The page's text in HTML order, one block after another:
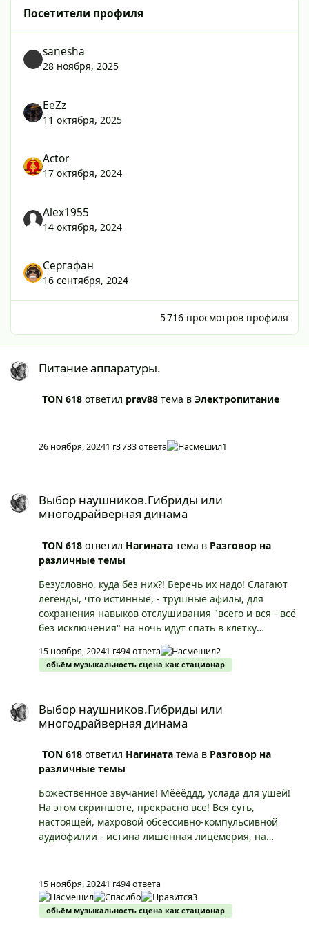
Посетители профиля
sanesha
28 ноября, 2025
EeZz
11 октября, 2025
Actor
17 октября, 2024
Alex1955
14 октября, 2024
Сергафан
16 сентября, 2024
5 716 просмотров профиля
Питание аппаратуры.
TON 618ответил prav88тема в Электропитание
26 ноября, 20241 г3 733 ответа 1
Выбор наушников.Гибриды или
многодрайверная динама
TON 618ответил Нагинататема в Разговор на
различные темы
Безусловно, куда без них?! Беречь их надо! Слагают
легенды, что истинные, - трушные афилы, для
сохранения навыков отслушивания "всего и вся - всё
без исключения" на ночь идут спать в клетку
Фарадея, с резонатором Гельмгольца!
15 ноября, 20241 г494 ответа 2
обьём музыкальность сцена как стационар
Выбор наушников.Гибриды или
многодрайверная динама
TON 618ответил Нагинататема в Разговор на
различные темы
Божественное звучание! Мёёёддд, услада для ушей!
На этом скриншоте, прекрасно все! Вся суть,
настоящей, махровой обсессивно-компульсивной
аудиофилии - истина лишенная лицемерия, на
прочитаешь - удифильский грааль, не иначе!
Аналогичная ситуация с "кабельками, силовиками,
предохранителями, подставками и т.д. и их
15 ноября, 20241 г494 ответа
3
обьём музыкальность сцена как стационар